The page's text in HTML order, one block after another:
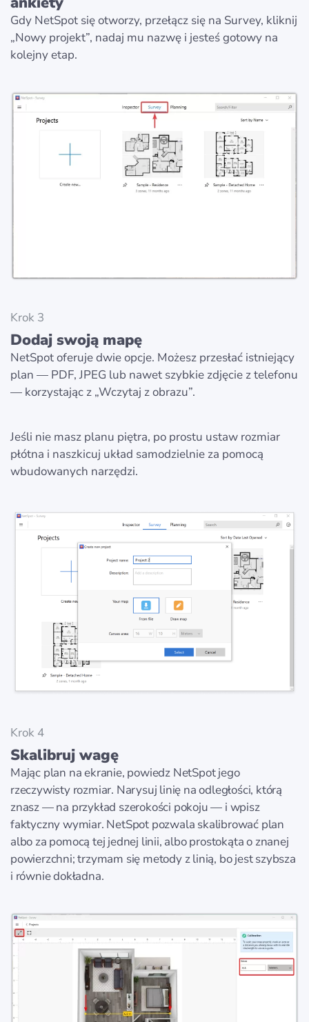
Gdy NetSpot się otworzy, przełącz się na Survey, kliknij
„Nowy projekt”, nadaj mu nazwę i jesteś gotowy na
kolejny etap.
Krok 3
Dodaj swoją mapę
NetSpot oferuje dwie opcje. Możesz przesłać istniejący
plan — PDF, JPEG lub nawet szybkie zdjęcie z telefonu
— korzystając z „Wczytaj z obrazu”.
Jeśli nie masz planu piętra, po prostu ustaw rozmiar
płótna i naszkicuj układ samodzielnie za pomocą
wbudowanych narzędzi.
Krok 4
Skalibruj wagę
Mając plan na ekranie, powiedz NetSpot jego
rzeczywisty rozmiar. Narysuj linię na odległości, którą
znasz — na przykład szerokości pokoju — i wpisz
faktyczny wymiar. NetSpot pozwala skalibrować plan
albo za pomocą tej jednej linii, albo prostokąta o znanej
powierzchni; trzymam się metody z linią, bo jest szybsza
i równie dokładna.